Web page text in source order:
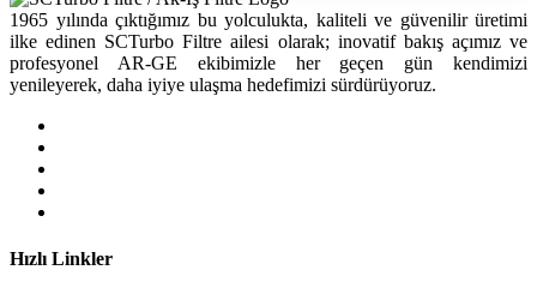
1965 yılında çıktığımız bu yolculukta, kaliteli ve güvenilir üretimi
ilke edinen SCTurbo Filtre ailesi olarak; inovatif bakış açımız ve
profesyonel AR-GE ekibimizle her geçen gün kendimizi
yenileyerek, daha iyiye ulaşma hedefimizi sürdürüyoruz.
Hızlı Linkler